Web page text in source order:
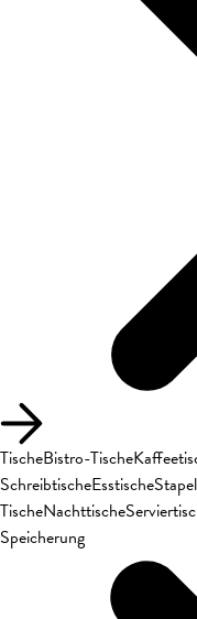
TischeBistro-Tische
SchreibtischeEsstische
TischeNachttische
Speicherung